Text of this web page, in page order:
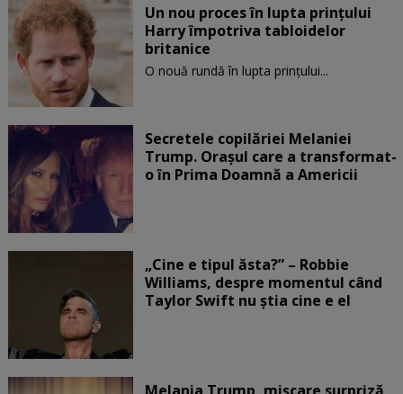
Un nou proces în lupta prinţului
Harry împotriva tabloidelor
britanice
O nouă rundă în lupta prinţului...
Secretele copilăriei Melaniei
Trump. Orașul care a transformat-
o în Prima Doamnă a Americii
„Cine e tipul ăsta?” – Robbie
Williams, despre momentul când
Taylor Swift nu știa cine e el